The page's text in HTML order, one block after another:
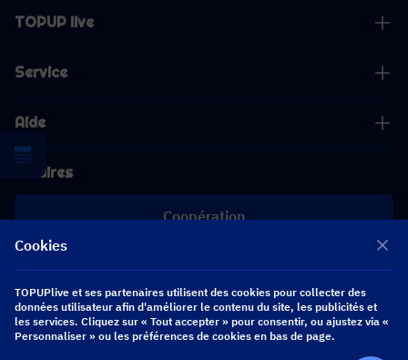
TOPUP live
Service
Aide
Affaires
Coopération
[email protected]
Suivez-nous
Cookies
TOPUPlive et ses partenaires utilisent des cookies pour collecter des
données utilisateur afin d'améliorer le contenu du site, les publicités et
les services. Cliquez sur « Tout accepter » pour consentir, ou ajustez via «
Personnaliser » ou les préférences de cookies en bas de page.